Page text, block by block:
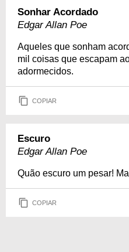
Sonhar Acordado
Edgar Allan Poe
Aqueles que sonham
mil coisas que escapam
adormecidos.
COPIAR
Escuro
Edgar Allan Poe
Quão escuro um pesar!
COPIAR